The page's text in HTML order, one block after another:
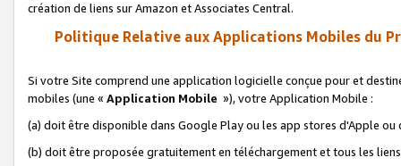
création de liens sur Amazon et Associates Central.
Politique Relative aux Applications Mobiles du
Si votre Site comprend une application logicielle conçue pour et
mobiles (une « Application Mobile »), votre Application Mobile :
(a) doit être disponible dans Google Play ou les app stores d'Apple ou
(b) doit être proposée gratuitement en téléchargement et tous les